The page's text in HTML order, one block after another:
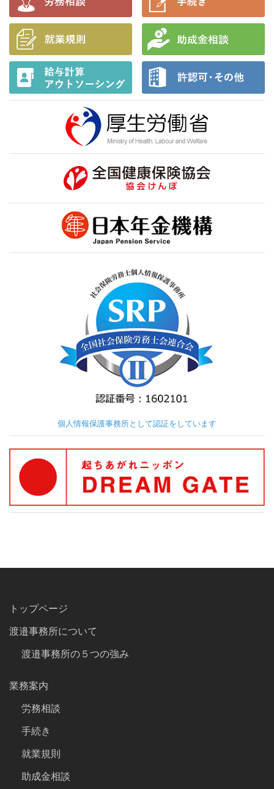
個人情報保護事務所として認証をしています
トップページ
渡邉事務所について
渡邉事務所の５つの強み
業務案内
労務相談
手続き
就業規則
助成金相談